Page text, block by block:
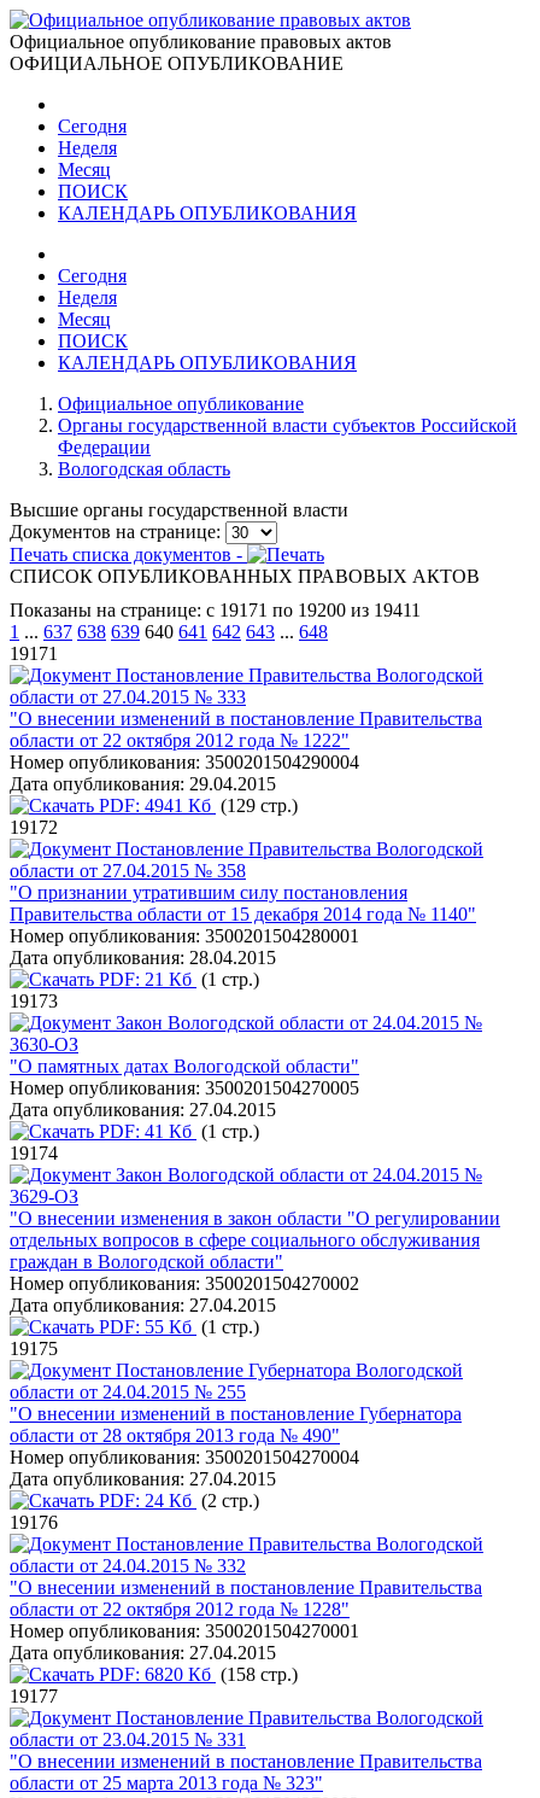
Официальное опубликование правовых актов
ОФИЦИАЛЬНОЕ ОПУБЛИКОВАНИЕ
Сегодня
Неделя
Месяц
ПОИСК
КАЛЕНДАРЬ ОПУБЛИКОВАНИЯ
Сегодня
Неделя
Месяц
ПОИСК
КАЛЕНДАРЬ ОПУБЛИКОВАНИЯ
Официальное опубликование
Органы государственной власти субъектов Российской
Федерации
Вологодская область
Высшие органы государственной власти
Документов на странице:
Печать списка документов -
СПИСОК ОПУБЛИКОВАННЫХ ПРАВОВЫХ АКТОВ
Показаны на странице: с 19171 по 19200 из 19411
1 ... 637 638 639 640 641 642 643 ... 648
19171
Постановление Правительства Вологодской
области от 27.04.2015 № 333
"О внесении изменений в постановление Правительства
области от 22 октября 2012 года № 1222"
Номер опубликования: 3500201504290004
Дата опубликования: 29.04.2015
PDF: 4941 Кб (129 стр.)
19172
Постановление Правительства Вологодской
области от 27.04.2015 № 358
"О признании утратившим силу постановления
Правительства области от 15 декабря 2014 года № 1140"
Номер опубликования: 3500201504280001
Дата опубликования: 28.04.2015
PDF: 21 Кб (1 стр.)
19173
Закон Вологодской области от 24.04.2015 №
3630-ОЗ
"О памятных датах Вологодской области"
Номер опубликования: 3500201504270005
Дата опубликования: 27.04.2015
PDF: 41 Кб (1 стр.)
19174
Закон Вологодской области от 24.04.2015 №
3629-ОЗ
"О внесении изменения в закон области "О регулировании
отдельных вопросов в сфере социального обслуживания
граждан в Вологодской области"
Номер опубликования: 3500201504270002
Дата опубликования: 27.04.2015
PDF: 55 Кб (1 стр.)
19175
Постановление Губернатора Вологодской
области от 24.04.2015 № 255
"О внесении изменений в постановление Губернатора
области от 28 октября 2013 года № 490"
Номер опубликования: 3500201504270004
Дата опубликования: 27.04.2015
PDF: 24 Кб (2 стр.)
19176
Постановление Правительства Вологодской
области от 24.04.2015 № 332
"О внесении изменений в постановление Правительства
области от 22 октября 2012 года № 1228"
Номер опубликования: 3500201504270001
Дата опубликования: 27.04.2015
PDF: 6820 Кб (158 стр.)
19177
Постановление Правительства Вологодской
области от 23.04.2015 № 331
"О внесении изменений в постановление Правительства
области от 25 марта 2013 года № 323"